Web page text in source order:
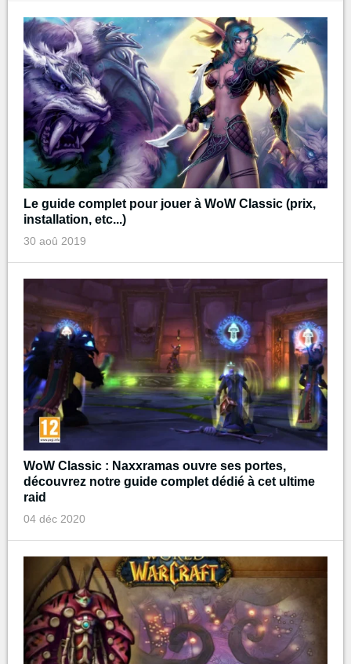
Le guide complet pour jouer à WoW Classic (prix,
installation, etc...)
30 aoû 2019
WoW Classic : Naxxramas ouvre ses portes,
découvrez notre guide complet dédié à cet ultime
raid
04 déc 2020